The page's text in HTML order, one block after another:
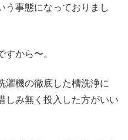
う事態になっておりまし
すから〜。
濯機の徹底した槽洗浄に
しみ無く投入した方がいい